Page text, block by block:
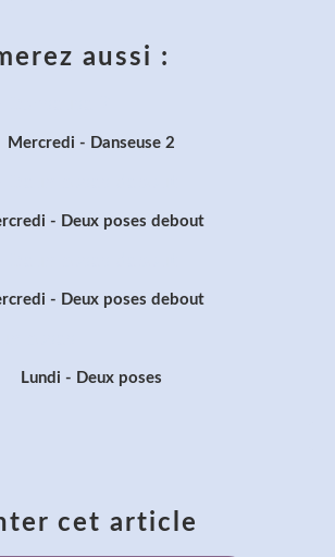
aussi :
Mercredi - Danseuse 2
- Deux poses debout
- Deux poses debout
Lundi - Deux poses
cet article